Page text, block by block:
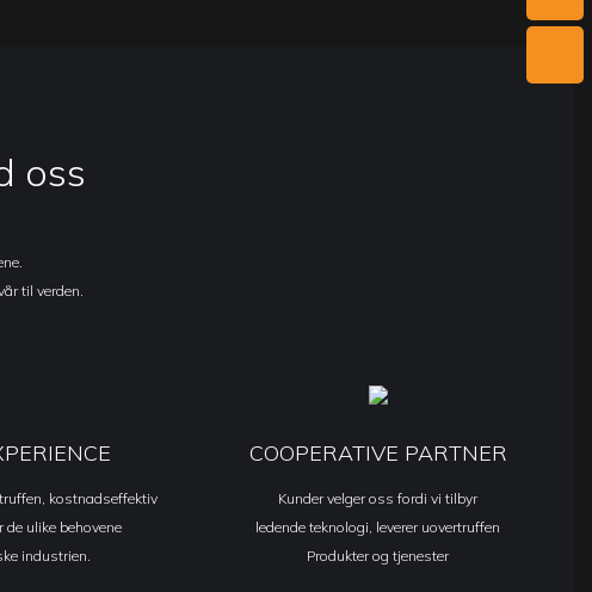
oss
til verden.
kostnadseffektiv
ulike behovene
industrien.
COOPERATIVE PARTNER
Kunder velger oss fordi vi tilbyr
ledende teknologi, leverer uovertruffen
Produkter og tjenester